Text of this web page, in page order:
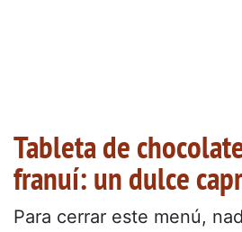
Tableta de
franuí: un dulce
Para cerrar este menú,